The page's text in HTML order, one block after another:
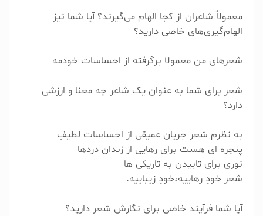
معمولاً شاعران از کجا الهام می‌گیرند؟ آیا شما نیز
الهام‌گیری‌های خاصی دارید؟
شعرهای من معمولا برگرفته از احساسات خودمه
شعر برای شما به عنوان یک شاعر چه معنا و ارزشی
دارد؟
به نظرم شعر جریان عمیقی از احساسات لطیفِ
پنجره ای هست برای رهایی از زندان دردها
نوری برای تابیدن به تاریکی ها
شعر خودِ رهاییه،خودِ زیباییه.
آیا شما فرآیند خاصی برای نگارش شعر دارید؟